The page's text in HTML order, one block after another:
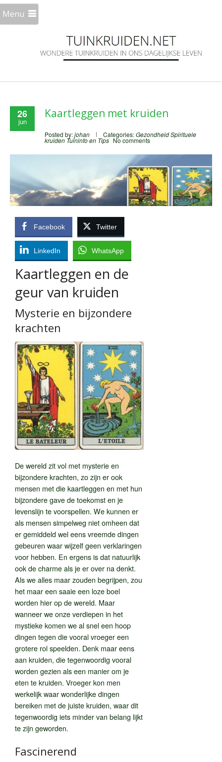
Menu
26
jun
Kaartleggen met kruiden
Posted by:johan Categories:GezondheidSpirituele
kruiden Tuininfo en Tips No comments
Facebook Twitter
LinkedIn WhatsApp
Kaartleggen en de
geur van kruiden
Mysterie en bijzondere
krachten
De wereld zit vol met mysterie en
bijzondere krachten, zo zijn er ook
mensen met die kaartleggen en met hun
bijzondere gave de toekomst en je
levenslijn te voorspellen. We kunnen er
als mensen simpelweg niet omheen dat
er gemiddeld wel eens vreemde dingen
gebeuren waar wijzelf geen verklaringen
voor hebben. En ergens is dat natuurlijk
ook de charme als je er over na denkt.
Als we alles maar zouden begrijpen, zou
het maar een saaie een loze boel
worden hier op de wereld. Maar
wanneer we onze verdiepen in het
mystieke komen we al snel een hoop
dingen tegen die vooral vroeger een
grotere rol speelden. Denk maar eens
aan kruiden, die tegenwoordig vooral
worden gezien als een manier om je
eten te kruiden. Vroeger kon men
werkelijk waar wonderlijke dingen
bereiken met de juiste kruiden, waar dit
tegenwoordig iets minder van belang lijkt
te zijn geworden.
Fascinerend